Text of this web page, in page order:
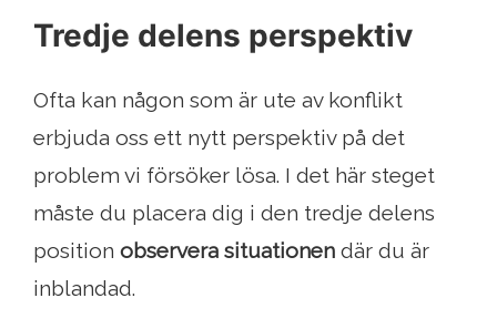
Tredje delens perspektiv
Ofta kan någon som är ute av konflikt
erbjuda oss ett nytt perspektiv på det
problem vi försöker lösa. I det här steget
måste du placera dig i den tredje delens
position observera situationen där du är
inblandad.